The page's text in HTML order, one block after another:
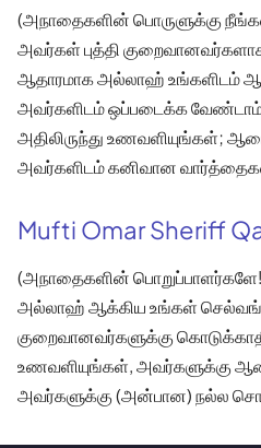
(அநாதைகளின் பொருளுக்கு
அவர்கள் புத்தி
ஆதாரமாக அல்லாஹ் உங்களிடம்
அவர்களிடம் ஒப்படைக்க வேண்டாம்
அதிலிருந்து உணவளியுங்கள்;
அவர்களிடம் கனிவான
Mufti Omar Sheriff
(அநாதைகளின்
அல்லாஹ் ஆக்கிய உங்கள்
குறைவானவர்களுக்கு
உணவளியுங்கள், அவர்களுக்கு
அவர்களுக்கு (அன்பான) நல்ல